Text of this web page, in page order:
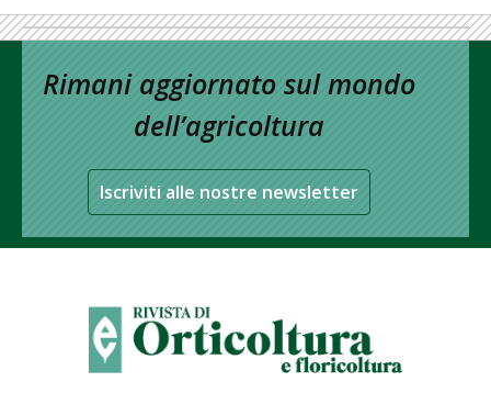
Rimani aggiornato sul mondo
dell’agricoltura
Iscriviti alle nostre newsletter